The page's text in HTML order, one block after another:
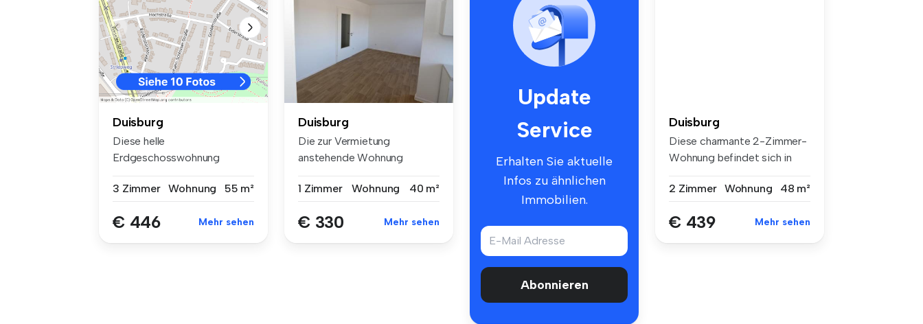
Duisburg
Diese helle
Erdgeschosswohnung
3 Zimmer
Wohnung 55 m²
€ 446 Mehr sehen
Duisburg
Die zur Vermietung
anstehende Wohnung
1 Zimmer
Wohnung 40 m²
€ 330 Mehr sehen
Update
Service
Erhalten Sie aktuelle
Infos zu ähnlichen
Immobilien.
Abonnieren
Duisburg
Diese charmante 2-Zimmer-
Wohnung befindet sich in
2 Zimmer Wohnung 48 m²
€ 439 Mehr sehen